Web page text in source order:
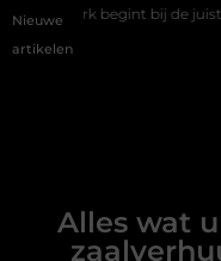
Nieuwe
artikelen
de juiste stretch werkbroek
Alles wat